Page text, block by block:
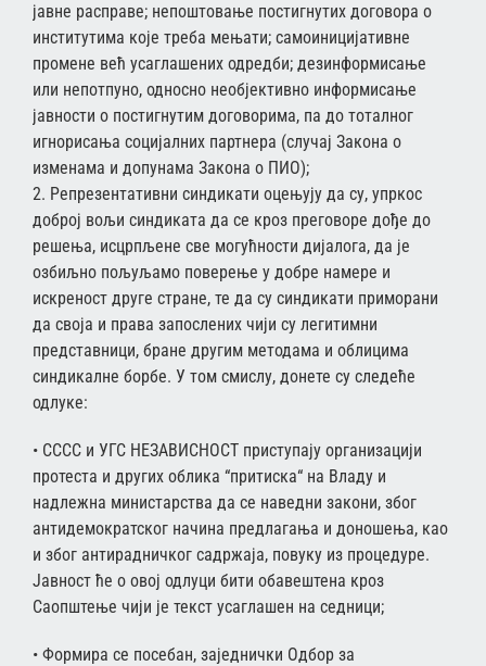
јавне расправе; непоштовање постигнутих договора о
институтима које треба мењати; самоиницијативне
промене већ усаглашених одредби; дезинформисање
или непотпуно, односно необјективно информисање
јавности о постигнутим договорима, па до тоталног
игнорисања социјалних партнера (случај Закона о
изменама и допунама Закона о ПИО);
2. Репрезентативни синдикати оцењују да су, упркос
доброј вољи синдиката да се кроз преговоре дође до
решења, исцрпљене све могућности дијалога, да је
озбиљно пољуљамо поверење у добре намере и
искреност друге стране, те да су синдикати приморани
да своја и права запослених чији су легитимни
представници, бране другим методама и облицима
синдикалне борбе. У том смислу, донете су следеће
одлуке:
• СССС и УГС НЕЗАВИСНОСТ приступају организацији
протеста и других облика “притиска“ на Владу и
надлежна министарства да се наведни закони, због
антидемократског начина предлагања и доношења, као
и због антирадничког садржаја, повуку из процедуре.
Јавност ће о овој одлуци бити обавештена кроз
Саопштење чији је текст усаглашен на седници;
• Формира се посебан, заједнички Одбор за